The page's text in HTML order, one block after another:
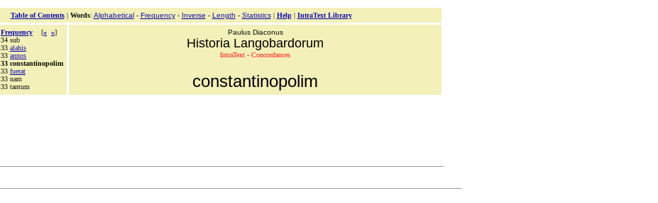
Table of Contents| Words: Alphabetical- Frequency- Inverse - Length - Statistics| Help| IntraText Library
Frequency [« »]
34 sub
33 alahis
33 annos
33 constantinopolim
33 fuerat
33 nam
33 tantum
Paulus Diaconus
Historia Langobardorum
IntraText - Concordances
constantinopolim